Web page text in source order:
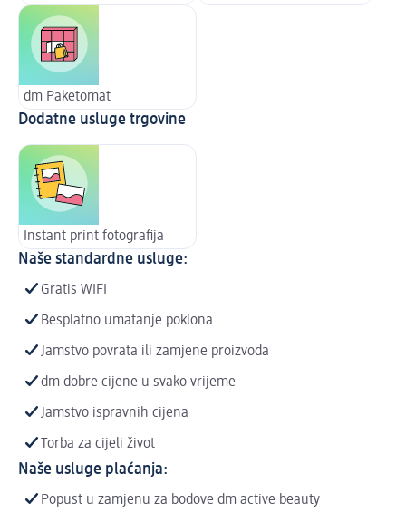
dm Paketomat
Dodatne usluge trgovine
Instant print fotografija
Naše standardne usluge:
Gratis WIFI
Besplatno umatanje poklona
Jamstvo povrata ili zamjene proizvoda
dm dobre cijene u svako vrijeme
Jamstvo ispravnih cijena
Torba za cijeli život
Naše usluge plaćanja:
Popust u zamjenu za bodove dm active beauty